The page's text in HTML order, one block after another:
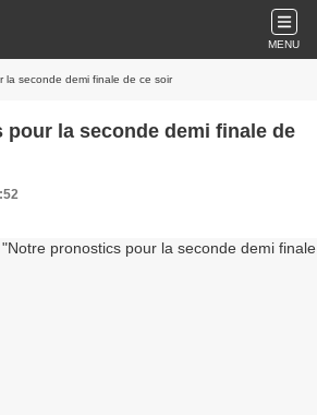
MENU
la seconde demi finale de ce soir
pour la seconde demi finale de